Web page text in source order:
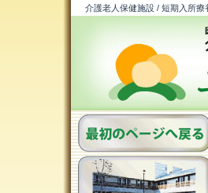
介護老人保健施設 / 短期入所